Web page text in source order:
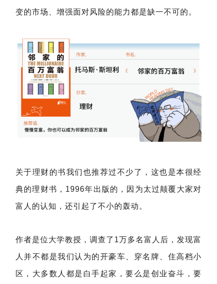
变的市场、增强面对风险的能力都是缺一不可的。
关于理财的书我们也推荐过不少了，这也是本很经
典的理财书，1996年出版的，因为太过颠覆大家对
富人的认知，还引起了不小的轰动。
作者是位大学教授，调查了1万多名富人后，发现富
人并不都是我们认为的开豪车、穿名牌、住高档小
区，大多数人都是白手起家，要么是创业奋斗，要